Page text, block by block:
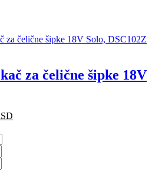
za čelične šipke 18V